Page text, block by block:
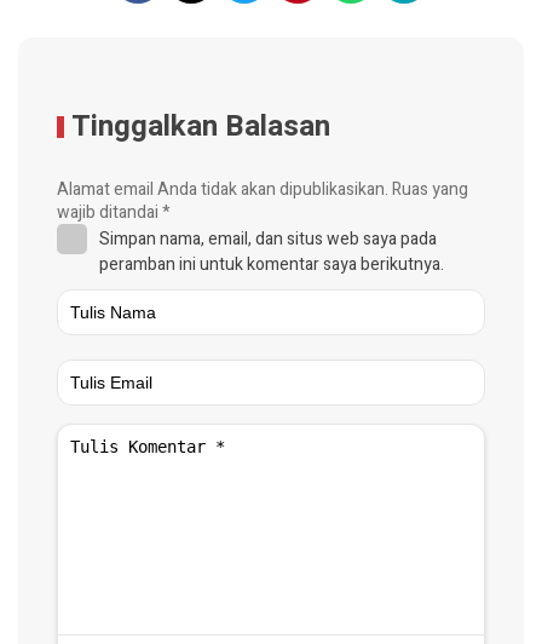
Tinggalkan Balasan
Alamat email Anda tidak akan dipublikasikan.Ruas yang
wajib ditandai*
Simpan nama, email, dan situs web saya pada
peramban ini untuk komentar saya berikutnya.